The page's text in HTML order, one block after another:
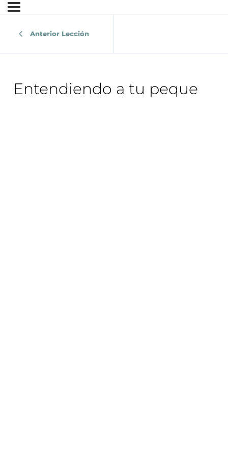
Anterior Lección
Entendiendo a tu peque